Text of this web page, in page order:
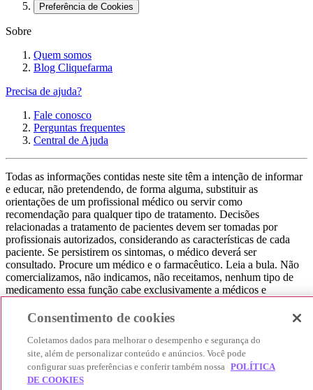
Preferência de Cookies
Sobre
Quem somos
Blog Cliquefarma
Precisa de ajuda?
Fale conosco
Perguntas frequentes
Central de Ajuda
Todas as informações contidas neste site têm a intenção de informar
e educar, não pretendendo, de forma alguma, substituir as
orientações de um profissional médico ou servir como
recomendação para qualquer tipo de tratamento. Decisões
relacionadas a tratamento de pacientes devem ser tomadas por
profissionais autorizados, considerando as características de cada
paciente. Se persistirem os sintomas, o médico deverá ser
consultado. Procure um médico e o farmacêutico. Leia a bula. Não
comercializamos, não indicamos, não receitamos, nenhum tipo de
medicamento essa função cabe exclusivamente a médicos e
consultar seu médico. Não somos uma loja ou marketplace, ou seja,
que você encontre o preço mais barato, comparando os preços de
produtos farmacêuticos. Contribuímos e damos auxílio para que sua
experiência seja bem-sucedida, mas a finalização da compra
acontece nos sites das nossas lojas parceiras.
Consentimento de cookies
Coletamos dados para melhorar o desempenho e segurança do
site, além de personalizar conteúdo e anúncios. Você pode
configurar suas preferências e conferir também nossa POLÍTICA
DE COOKIES